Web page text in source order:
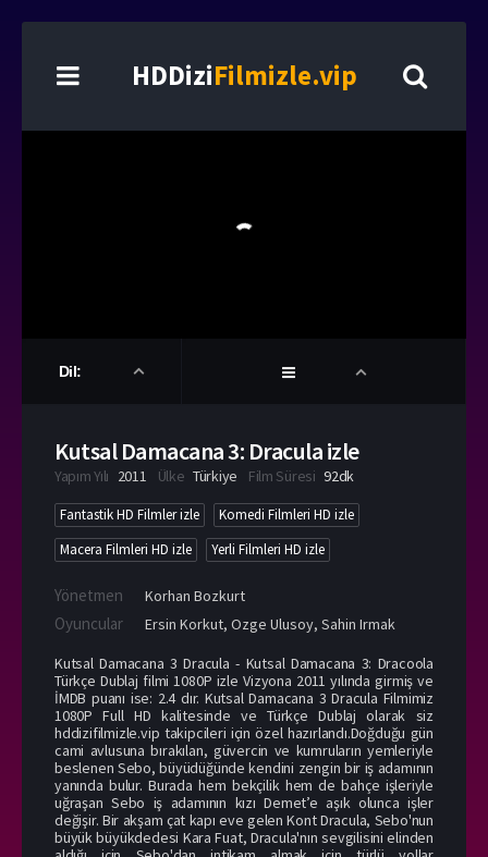
HDDiziFilmizle.vip
Dil:
Kutsal Damacana 3: Dracula izle
Yapım Yılı 2011 Ülke Türkiye Film Süresi 92dk
Fantastik HD Filmler izle
Komedi Filmleri HD izle
Macera Filmleri HD izle
Yerli Filmleri HD izle
Yönetmen Korhan Bozkurt
Oyuncular Ersin Korkut, Ozge Ulusoy, Sahin Irmak
Kutsal Damacana 3 Dracula - Kutsal Damacana 3: Dracoola
Türkçe Dublaj filmi 1080P izle Vizyona 2011 yılında girmiş ve
İMDB puanı ise: 2.4 dır. Kutsal Damacana 3 Dracula Filmimiz
1080P Full HD kalitesinde ve Türkçe Dublaj olarak siz
hddizifilmizle.vip takipcileri için özel hazırlandı.Doğduğu gün
cami avlusuna bırakılan, güvercin ve kumruların yemleriyle
beslenen Sebo, büyüdüğünde kendini zengin bir iş adamının
yanında bulur. Burada hem bekçilik hem de bahçe işleriyle
uğraşan Sebo iş adamının kızı Demet’e aşık olunca işler
değişir. Bir akşam çat kapı eve gelen Kont Dracula, Sebo'nun
büyük büyükdedesi Kara Fuat, Dracula'nın sevgilisini elinden